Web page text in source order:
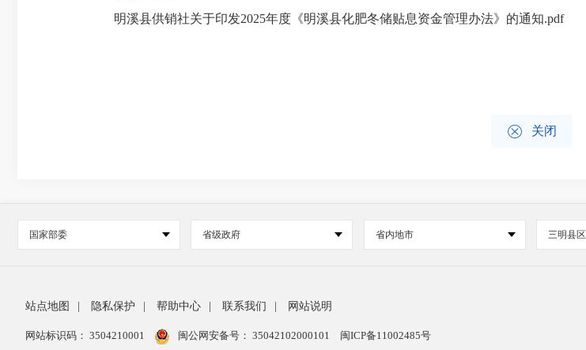
明溪县供销社关于印发2025年度《明溪县化肥冬储贴息资金管理办法》的通知.pdf
 关闭
国家部委 省级政府 省内地市 三明县区
站点地图 隐私保护 帮助中心 联系我们 网站说明
网站标识码： 3504210001 闽公网安备号： 35042102000101 闽ICP备11002485号